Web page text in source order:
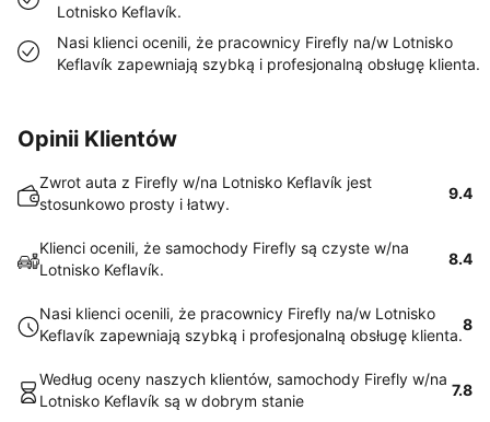
Lotnisko Keflavík.
Nasi klienci ocenili, że pracownicy Firefly na/w Lotnisko
Keflavík zapewniają szybką i profesjonalną obsługę klienta.
Opinii Klientów
Zwrot auta z Firefly w/na Lotnisko Keflavík jest
stosunkowo prosty i łatwy.
9.4
Klienci ocenili, że samochody Firefly są czyste w/na
Lotnisko Keflavík.
8.4
Nasi klienci ocenili, że pracownicy Firefly na/w Lotnisko
Keflavík zapewniają szybką i profesjonalną obsługę klienta.
8
Według oceny naszych klientów, samochody Firefly w/na
Lotnisko Keflavík są w dobrym stanie
7.8